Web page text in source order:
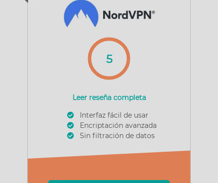
5
Leer reseña completa
Interfaz fácil de usar
Encriptación avanzada
Sin filtración de datos